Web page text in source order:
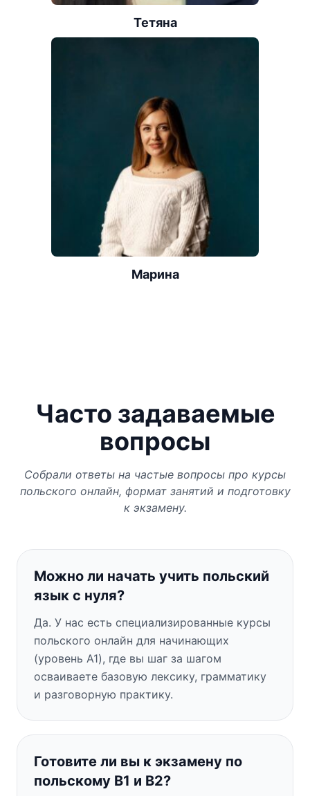
Тетяна
Марина
Часто задаваемые
вопросы
Собрали ответы на частые вопросы про курсы
польского онлайн, формат занятий и подготовку
к экзамену.
Можно ли начать учить польский
язык с нуля?
Да. У нас есть специализированные курсы
польского онлайн для начинающих
(уровень A1), где вы шаг за шагом
осваиваете базовую лексику, грамматику
и разговорную практику.
Готовите ли вы к экзамену по
польскому B1 и B2?